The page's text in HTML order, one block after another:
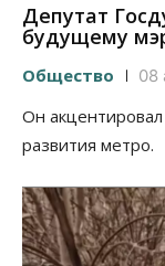
Депутат
будущему
Общество 08
Он
развития метро.